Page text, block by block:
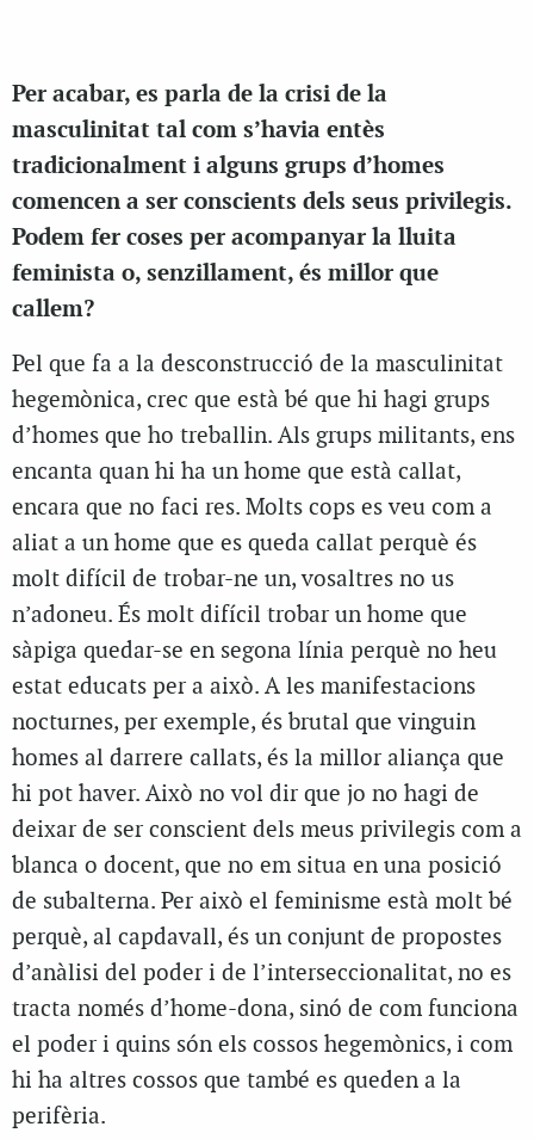
Per acabar, es parla de la crisi de la
masculinitat tal com s’havia entès
tradicionalment i alguns grups d’homes
comencen a ser conscients dels seus privilegis.
Podem fer coses per acompanyar la lluita
feminista o, senzillament, és millor que
callem?
Pel que fa a la desconstrucció de la masculinitat
hegemònica, crec que està bé que hi hagi grups
d’homes que ho treballin. Als grups militants, ens
encanta quan hi ha un home que està callat,
encara que no faci res. Molts cops es veu com a
aliat a un home que es queda callat perquè és
molt difícil de trobar-ne un, vosaltres no us
n’adoneu. És molt difícil trobar un home que
sàpiga quedar-se en segona línia perquè no heu
estat educats per a això. A les manifestacions
nocturnes, per exemple, és brutal que vinguin
homes al darrere callats, és la millor aliança que
hi pot haver. Això no vol dir que jo no hagi de
deixar de ser conscient dels meus privilegis com a
blanca o docent, que no em situa en una posició
de subalterna. Per això el feminisme està molt bé
perquè, al capdavall, és un conjunt de propostes
d’anàlisi del poder i de l’interseccionalitat, no es
tracta només d’home-dona, sinó de com funciona
el poder i quins són els cossos hegemònics, i com
hi ha altres cossos que també es queden a la
perifèria.